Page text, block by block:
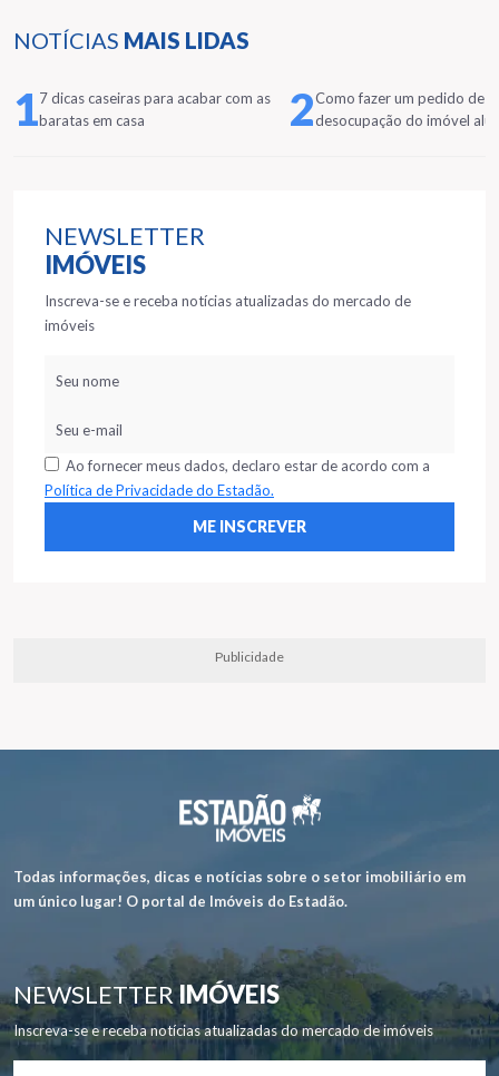
NOTÍCIAS MAIS LIDAS
17 dicas caseiras para acabar com as
baratas em casa
2Como fazer um pedido de
desocupação do imóvel
NEWSLETTER
IMÓVEIS
Inscreva-se e receba notícias atualizadas do mercado de
imóveis
Ao fornecer meus dados, declaro estar de acordo com a
Política de Privacidade do Estadão.
Publicidade
Todas informações, dicas e notícias sobre o setor imobiliário em
um único lugar! O portal de Imóveis do Estadão.
NEWSLETTERIMÓVEIS
Inscreva-se e receba notícias atualizadas do mercado de imóveis